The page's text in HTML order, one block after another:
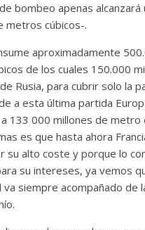
bombeo apenas
metros cúbicos-.
aproximadamente
de los cuales 150.000
Rusia, para cubrir solo la
a esta última partida
133 000 millones de metro
es que hasta ahora
su alto coste y porque lo
su intereses, ya vemos
va siempre acompañado de